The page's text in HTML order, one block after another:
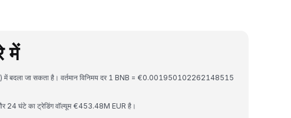
में
में बदला जा सकता है। वर्तमान विनिमय दर 1 BNB = €0.001950102262148515
24 घंटे का ट्रेडिंग वॉल्यूम €453.48M EUR है।